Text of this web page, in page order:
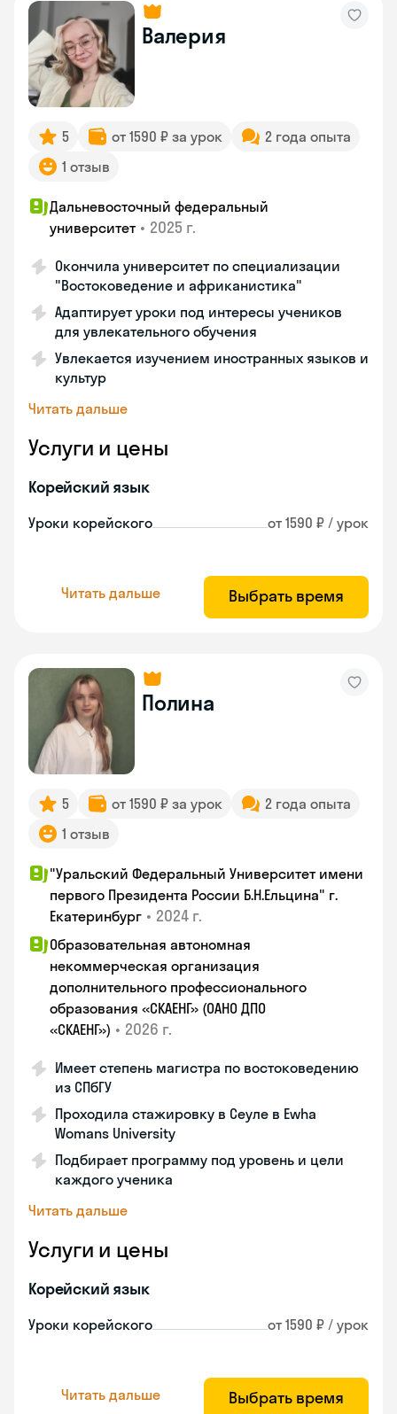
Валерия
5 от 1590 ₽ за урок
2 года опыта
1 отзыв
Дальневосточный федеральный
университет • 2025 г.
Окончила университет по специализации
"Востоковедение и африканистика"
Адаптирует уроки под интересы учеников
для увлекательного обучения
Увлекается изучением иностранных языков и
культур
Читать дальше
Услуги и цены
Корейский язык
Уроки корейского от 1590 ₽ / урок
Читать дальше Выбрать время
Полина
5 от 1590 ₽ за урок
2 года опыта
1 отзыв
"Уральский Федеральный Университет имени
первого Президента России Б.Н.Ельцина" г.
Екатеринбург • 2024 г.
Образовательная автономная
некоммерческая организация
дополнительного профессионального
образования «СКАЕНГ» (ОАНО ДПО
«СКАЕНГ») • 2026 г.
Имеет степень магистра по востоковедению
из СПбГУ
Проходила стажировку в Сеуле в Ewha
Womans University
Подбирает программу под уровень и цели
каждого ученика
Читать дальше
Услуги и цены
Корейский язык
Уроки корейского от 1590 ₽ / урок
Читать дальше Выбрать время